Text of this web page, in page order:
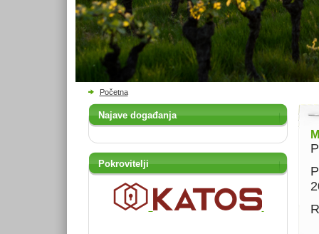
Početna
Najave događanja
Pokrovitelji